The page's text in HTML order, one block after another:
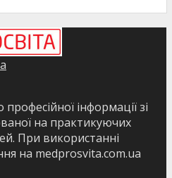
інформації зі
на практикуючих
При використанні
на medprosvita.com.ua